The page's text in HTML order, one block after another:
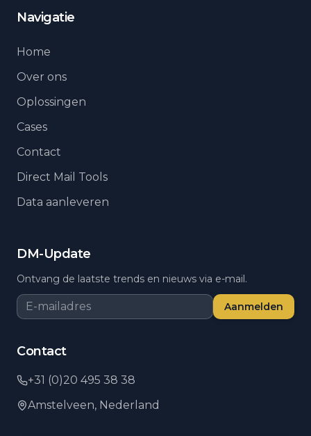
Navigatie
Home
Over ons
Oplossingen
Cases
Contact
Direct Mail Tools
Data aanleveren
DM-Update
Ontvang de laatste trends en nieuws via e-mail.
Aanmelden
Contact
+31 (0)20 495 38 38
Amstelveen, Nederland